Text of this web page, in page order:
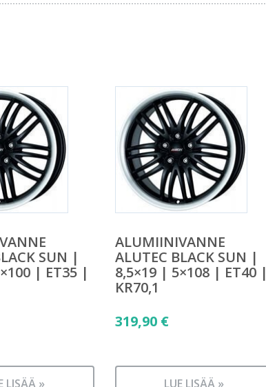
SUN |
| ET35 |
LISÄÄ »
ALUMIINIVANNE
ALUTEC BLACK SUN |
8,5×19 | 5×108 | ET40 |
KR70,1
319,90 €
LUE LISÄÄ »